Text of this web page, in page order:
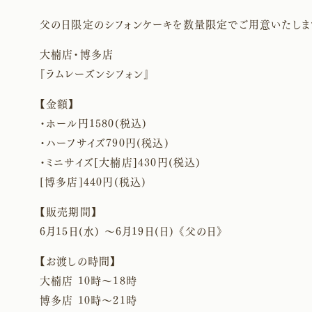
父の日限定のシフォンケーキを数量限定でご用意いたしま
大楠店・博多店
『ラムレーズンシフォン』
【金額】
・ホール円1580(税込)
・ハーフサイズ790円(税込)
・ミニサイズ[大楠店]430円(税込)
[博多店]440円(税込)
【販売期間】
6月15日(水) 〜6月19日(日) 《父の日》
【お渡しの時間】
大楠店 10時〜18時
博多店 10時〜21時